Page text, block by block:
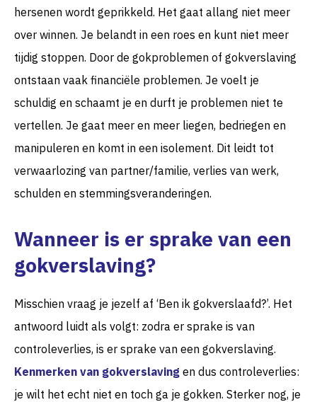
hersenen wordt geprikkeld. Het gaat allang niet meer
over winnen. Je belandt in een roes en kunt niet meer
tijdig stoppen. Door de gokproblemen of gokverslaving
ontstaan vaak financiële problemen. Je voelt je
schuldig en schaamt je en durft je problemen niet te
vertellen. Je gaat meer en meer liegen, bedriegen en
manipuleren en komt in een isolement. Dit leidt tot
verwaarlozing van partner/familie, verlies van werk,
schulden en stemmingsveranderingen.
Wanneer is er sprake van een
gokverslaving?
Misschien vraag je jezelf af ‘Ben ik gokverslaafd?’. Het
antwoord luidt als volgt: zodra er sprake is van
controleverlies, is er sprake van een gokverslaving.
Kenmerken van gokverslaving en dus controleverlies:
je wilt het echt niet en toch ga je gokken. Sterker nog, je